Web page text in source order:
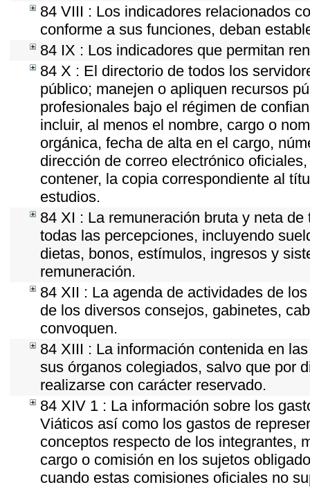
84 VIII : Los indicadores relacionados
conforme a sus funciones, deban
84 IX : Los indicadores que permitan
84 X : El directorio de todos los
público; manejen o apliquen recursos
profesionales bajo el régimen de
incluir, al menos el nombre, cargo o
orgánica, fecha de alta en el cargo,
dirección de correo electrónico
contener, la copia correspondiente al
estudios.
84 XI : La remuneración bruta y neta
todas las percepciones, incluyendo
dietas, bonos, estímulos, ingresos y
remuneración.
84 XII : La agenda de actividades de
de los diversos consejos, gabinetes,
convoquen.
84 XIII : La información contenida en
sus órganos colegiados, salvo que por
realizarse con carácter reservado.
84 XIV 1 : La información sobre los
Viáticos así como los gastos de
conceptos respecto de los integrantes,
cargo o comisión en los sujetos
cuando estas comisiones oficiales no